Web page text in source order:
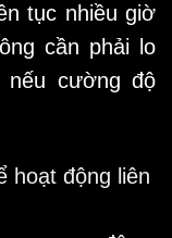
tục nhiều giờ
cần phải lo
nếu cường độ